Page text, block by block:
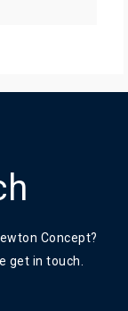
Concept?
get in touch.